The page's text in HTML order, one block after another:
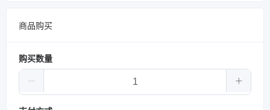
商品购买
购买数量